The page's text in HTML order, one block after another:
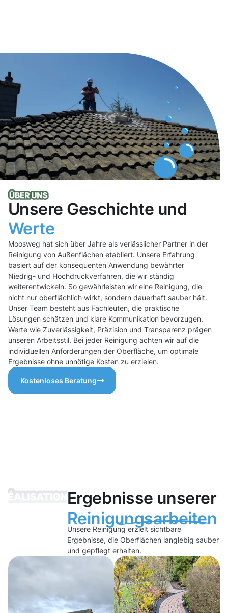
Unsere Geschichte und
Werte
Moosweg hat sich über Jahre als verlässlicher Partner in der
Reinigung von Außenflächen etabliert. Unsere Erfahrung
basiert auf der konsequenten Anwendung bewährter
Niedrig- und Hochdruckverfahren, die wir ständig
weiterentwickeln. So gewährleisten wir eine Reinigung, die
nicht nur oberflächlich wirkt, sondern dauerhaft sauber hält.
Unser Team besteht aus Fachleuten, die praktische
Lösungen schätzen und klare Kommunikation bevorzugen.
Werte wie Zuverlässigkeit, Präzision und Transparenz prägen
unseren Arbeitsstil. Bei jeder Reinigung achten wir auf die
individuellen Anforderungen der Oberfläche, um optimale
Ergebnisse ohne unnötige Kosten zu erzielen.
Kostenloses Beratung
Ergebnisse unserer
Reinigungsarbeiten
Unsere Reinigung erzielt sichtbare
Ergebnisse, die Oberflächen langlebig sauber
und gepflegt erhalten.